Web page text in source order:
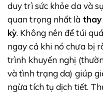
duy trì sức khỏe da và
quan trọng nhất là
kỳ. Không nên để túi
ngay cả khi nó chưa bị
trình khuyến nghị
và tình trạng da) giúp
ngừa tích tụ dịch tiết.